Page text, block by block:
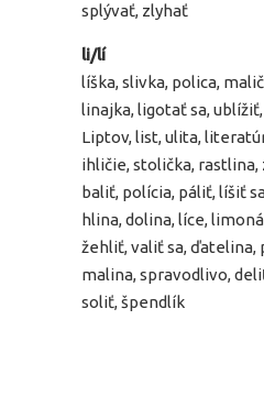
splývať, zlyhať
li/lí
líška, slivka, polica,
linajka, ligotať sa,
Liptov, list, ulita,
ihličie, stolička,
baliť, polícia, páliť, líšiť
hlina, dolina, líce,
žehliť, valiť sa, ďatelina,
malina, spravodlivo,
soliť, špendlík